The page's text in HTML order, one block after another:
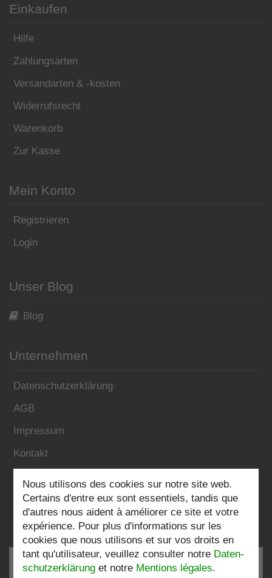
Einkaufen
Hilfe
Zahlungsarten
Versandarten & -kosten
Widerrufsrecht
Warenkorb
Zur Kasse
Mein Konto
Registrieren
Login
Unser Blog
Blog
Unternehmen
Datenschutzerklärung
AGB
Impressum
Kontakt
Folgen Sie uns:
Nous utilisons des cookies sur notre site web.
Certains d'entre eux sont essentiels, tandis que
d'autres nous aident à améliorer ce site et votre
expérience. Pour plus d'informations sur les
cookies que nous utilisons et sur vos droits en
tant qu'utilisateur, veuillez consulter notre Daten­
schutz­erklärung et notre Mentions légales.